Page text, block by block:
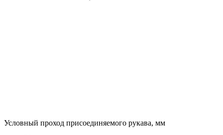
Условный проход присоединяемого рукава, мм